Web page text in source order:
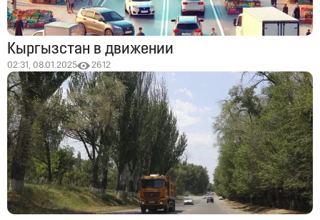
Кыргызстан в движении
02:31, 08.01.2025 2612